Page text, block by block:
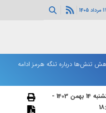
تنش‌ها درباره تنگه هرمز ادامه
زمان‌بندی جدید و تغییر فاصله واریز
یکشنبه 14 بهمن 1403 -